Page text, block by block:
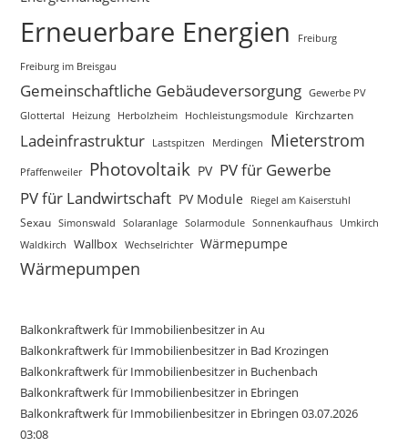
Erneuerbare Energien Freiburg
Freiburg im Breisgau
Gemeinschaftliche Gebäudeversorgung Gewerbe PV
Glottertal
Heizung Herbolzheim Hochleistungsmodule Kirchzarten
Ladeinfrastruktur Lastspitzen Merdingen Mieterstrom
Pfaffenweiler Photovoltaik PV PV für Gewerbe
PV für Landwirtschaft PV Module Riegel am Kaiserstuhl
Sexau Simonswald Solaranlage Solarmodule Sonnenkaufhaus Umkirch
Waldkirch Wallbox Wechselrichter Wärmepumpe
Wärmepumpen
Balkonkraftwerk für Immobilienbesitzer in Au
Balkonkraftwerk für Immobilienbesitzer in Bad Krozingen
Balkonkraftwerk für Immobilienbesitzer in Buchenbach
Balkonkraftwerk für Immobilienbesitzer in Ebringen
Balkonkraftwerk für Immobilienbesitzer in Ebringen 03.07.2026
03:08